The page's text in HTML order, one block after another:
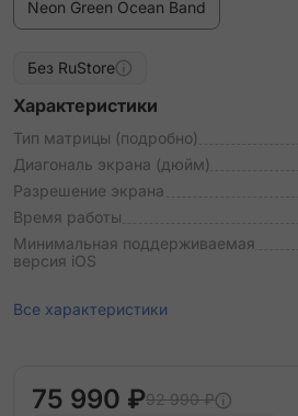
Neon Green Ocean Band
Без RuStore
Характеристики
Тип матрицы (подробно)
Диагональ экрана (дюйм)
Разрешение экрана
Время работы
Минимальная поддерживаемая
версия iOS
Все характеристики
75 990 ₽92 990 ₽